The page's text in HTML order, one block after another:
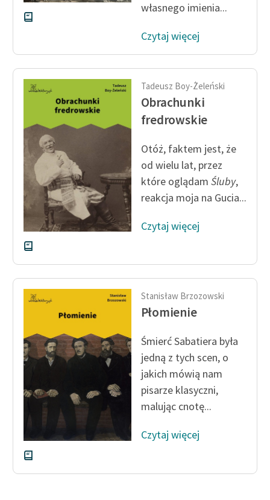
własnego imienia...
Czytaj więcej
Tadeusz Boy-Żeleński
Obrachunki
fredrowskie
Otóż, faktem jest, że
od wielu lat, przez
które oglądam Śluby,
reakcja moja na Gucia...
Czytaj więcej
Stanisław Brzozowski
Płomienie
Śmierć Sabatiera była
jedną z tych scen, o
jakich mówią nam
pisarze klasyczni,
malując cnotę...
Czytaj więcej